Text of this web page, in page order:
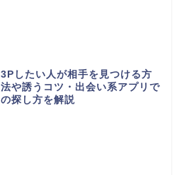
3Pしたい人が相手を見つける方
法や誘うコツ・出会い系アプリで
の探し方を解説